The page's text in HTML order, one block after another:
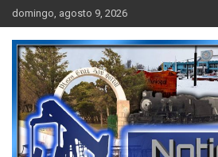
Skip
to
content
domingo, agosto 9, 2026